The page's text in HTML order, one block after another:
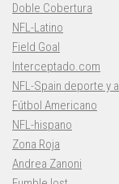
Doble Cobertura
NFL-Latino
Field Goal
Interceptado.com
NFL-Spain deporte y
Fútbol Americano
NFL-hispano
Zona Roja
Andrea Zanoni